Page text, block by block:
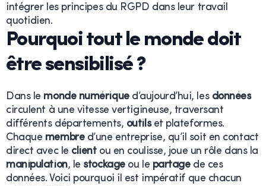
intégrer les principes du RGPD dans leur travail
quotidien.
Pourquoi tout le monde doit
être sensibilisé ?
Dans le monde numériqued’aujourd’hui, les données
circulent à une vitesse vertigineuse, traversant
différents départements, outilset plateformes.
Chaque membred’une entreprise, qu’il soit en contact
direct avec le clientou en coulisse, joue un rôle dans la
manipulation, le stockageou le partagede ces
données. Voici pourquoi il est impératif que chacun